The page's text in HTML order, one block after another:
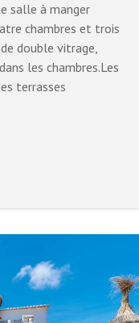
salle à manger
chambres et trois
double vitrage,
les chambres.Les
terrasses